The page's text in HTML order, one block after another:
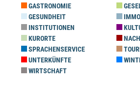
GASTRONOMIE
GESUNDHEIT
INSTITUTIONEN
KURORTE
SPRACHENSERVICE
UNTERKÜNFTE
WIRTSCHAFT